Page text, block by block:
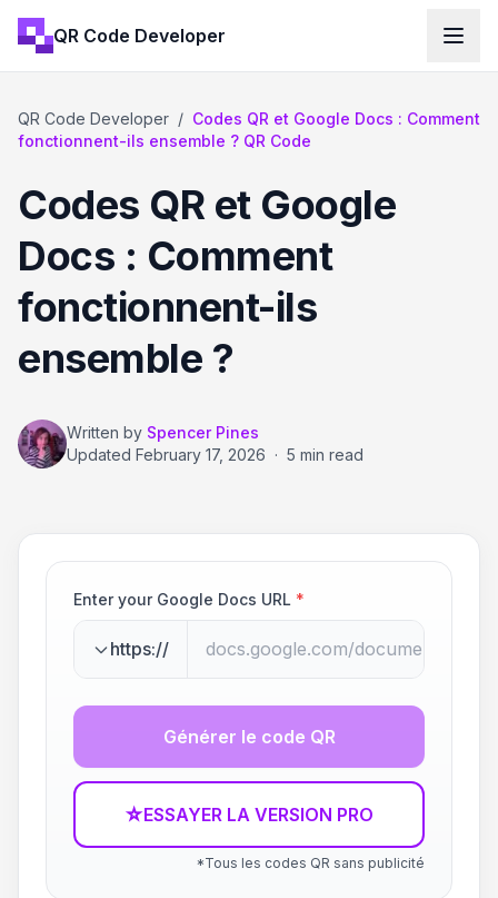
QR Code Developer
QR Code Developer / Codes QR et Google Docs : Comment
fonctionnent-ils ensemble ? QR Code
Codes QR et Google
Docs : Comment
fonctionnent-ils
ensemble ?
Written by Spencer Pines
Updated February 17, 2026 · 5 min read
Enter your Google Docs URL *
https://
Générer le code QR
☆ESSAYER LA VERSION PRO
*Tous les codes QR sans publicité